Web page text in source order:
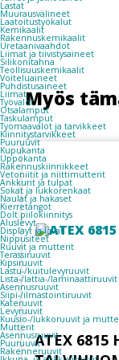
Lastat
Muurausvälineet
Laatoitustyökalut
Kemikaalit
Rakennuskemikaalit
Uretaanivaahdot
Liimat ja tiivistysaineet
Silikonitahna
Teollisuuskemikaalit
Voiteluaineet
Puhdistusaineet
Liimat
Työvalot
Otsalamput
Taskulamput
Työmaavalot ja tarvikkeet
Kiinnitys­tarvikkeet
Puuruuvit
Kupukanta
Uppokanta
Rakennuskiinnikkeet
Vetoniitit ja niittimutterit
Ankkurit ja tulpat
Sokat ja lukkorenkaat
Naulat ja hakaset
Kierretangot
Dolt piilokiinnitys
Aluslevyt
Displayt ja lavat
Nippusiteet
Ruuvit ja mutterit
Terassiruuvit
Kipsiruuvit
Lastu-/kuitulevyruuvit
Lista-/lattia-/laminaattiruuvit
Asennusruuvit
Siipi-/ilmastointiruuvit
Kateruuvit
Levyruuvit
Kuusio-/lukkoruuvit ja
Mutterit
Asennusruuvit
Puuruuvit
Rakenneruuvit
Myös
ATEX 6815